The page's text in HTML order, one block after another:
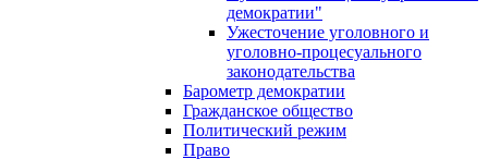
демократии"
Ужесточение уголовного и
уголовно-процесуального
законодательства
Барометр демократии
Гражданское общество
Политический режим
Право